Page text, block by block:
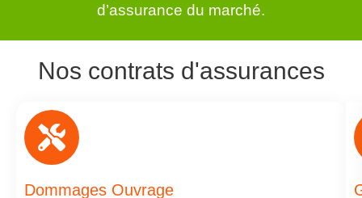
d’assurance du marché.
Nos contrats d'assurances
Dommages Ouvrage